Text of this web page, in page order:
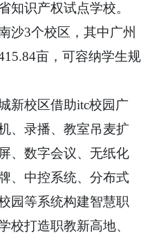
知识产权试点学校。
沙3个校区，其中广州
亩，可容纳学生规
校区借助itc校园广
、录播、教室吊麦扩
、数字会议、 无纸化
、中控系统、分布式
园等系统构建智慧职
校打造职教新高地、